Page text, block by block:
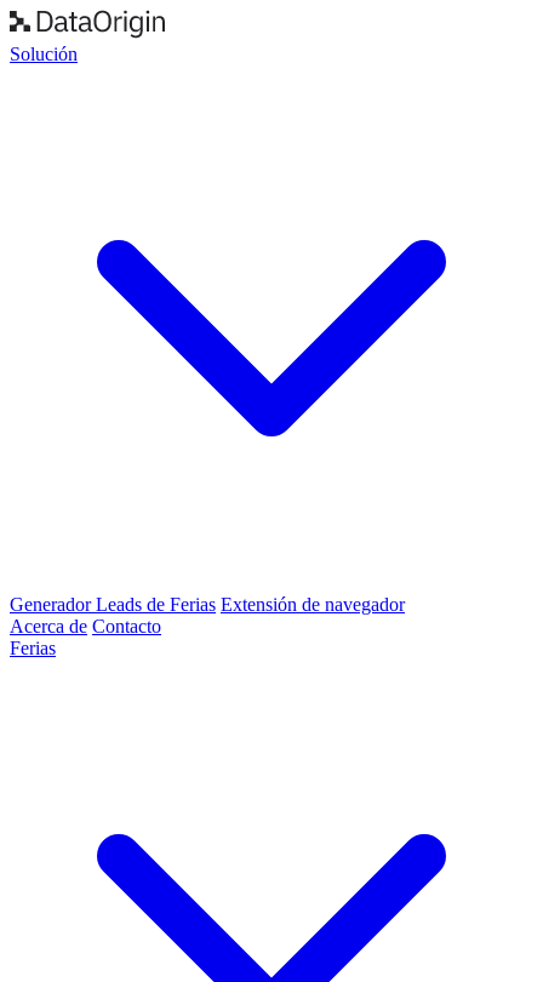
Solución
Generador Leads de Ferias Extensión de navegador
Acerca de Contacto
Ferias